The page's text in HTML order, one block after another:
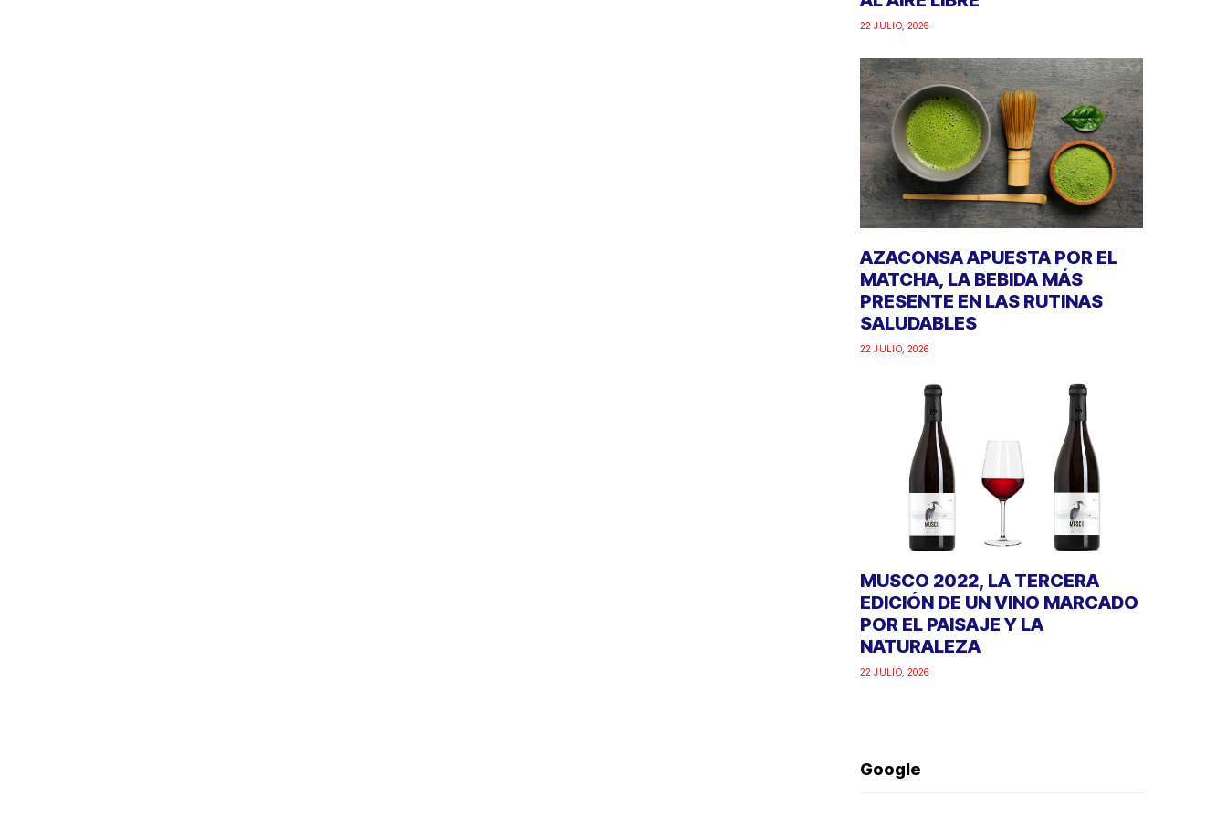
22 JULIO, 2026
AZACONSA APUESTA POR EL
MATCHA, LA BEBIDA MÁS
PRESENTE EN LAS RUTINAS
SALUDABLES
22 JULIO, 2026
MUSCO 2022, LA TERCERA
EDICIÓN DE UN VINO MARCADO
POR EL PAISAJE Y LA
NATURALEZA
22 JULIO, 2026
Google